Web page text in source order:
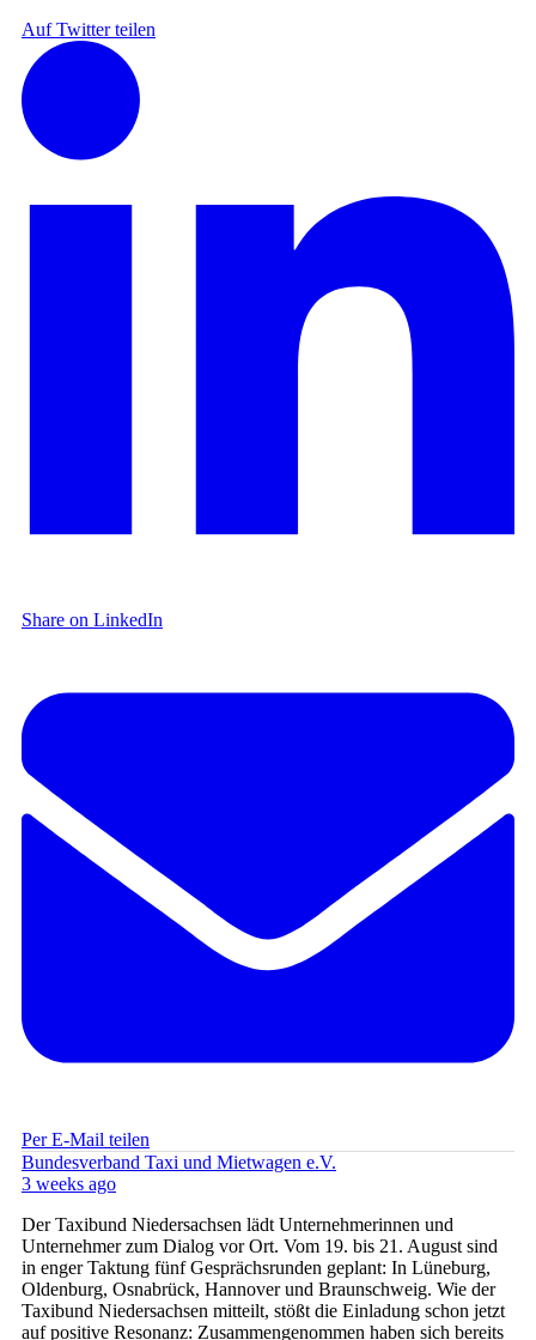
Auf Twitter teilen
Share on LinkedIn
Per E-Mail teilen
Bundesverband Taxi und Mietwagen e.V.
3 weeks ago
Der Taxibund Niedersachsen lädt Unternehmerinnen und
Unternehmer zum Dialog vor Ort. Vom 19. bis 21. August sind
in enger Taktung fünf Gesprächsrunden geplant: In Lüneburg,
Oldenburg, Osnabrück, Hannover und Braunschweig. Wie der
Taxibund Niedersachsen mitteilt, stößt die Einladung schon jetzt
auf positive Resonanz: Zusammengenommen haben sich bereits